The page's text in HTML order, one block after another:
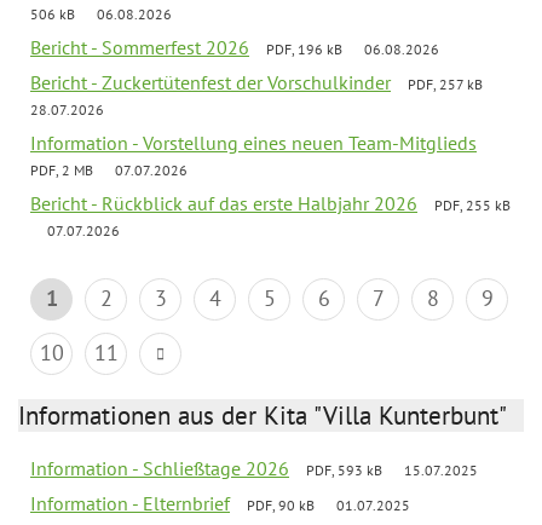
506 kB
06.08.2026
Bericht - Sommerfest 2026 PDF, 196 kB 06.08.2026
Bericht - Zuckertütenfest der Vorschulkinder
PDF, 257 kB
28.07.2026
Information - Vorstellung eines neuen Team-Mitglieds
PDF, 2 MB 07.07.2026
Bericht - Rückblick auf das erste Halbjahr 2026
PDF, 255 kB
07.07.2026
1 2 3 4 5 6 7 8
9
10
11
Informationen aus der Kita "Villa Kunterbunt"
Information - Schließtage 2026 PDF, 593 kB 15.07.2025
Information - Elternbrief PDF, 90 kB 01.07.2025